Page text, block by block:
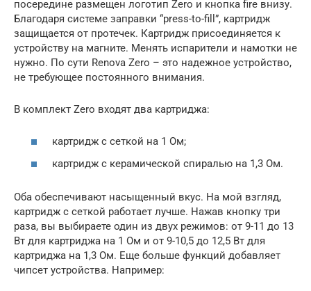
посередине размещен логотип Zero и кнопка fire внизу.
Благодаря системе заправки “press-to-fill”, картридж
защищается от протечек. Картридж присоединяется к
устройству на магните. Менять испарители и намотки не
нужно. По сути Renova Zero – это надежное устройство,
не требующее постоянного внимания.
В комплект Zero входят два картриджа:
картридж с сеткой на 1 Ом;
картридж с керамической спиралью на 1,3 Ом.
Оба обеспечивают насыщенный вкус. На мой взгляд,
картридж с сеткой работает лучше. Нажав кнопку три
раза, вы выбираете один из двух режимов: от 9-11 до 13
Вт для картриджа на 1 Ом и от 9-10,5 до 12,5 Вт для
картриджа на 1,3 Ом. Еще больше функций добавляет
чипсет устройства. Например: